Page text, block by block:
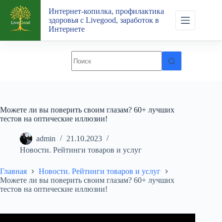
Перейти
сути
Интернет-копилка, профилактика
здоровья с Livegood, заработок в
Интернете
Можете ли вы поверить своим глазам? 60+ лучших
тестов на оптические иллюзии!
admin
21.10.2023
Новости. Рейтинги товаров и услуг
Главная
Новости. Рейтинги товаров и услуг
Можете ли вы поверить своим глазам? 60+ лучших
тестов на оптические иллюзии!